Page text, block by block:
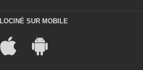
SUR MOBILE